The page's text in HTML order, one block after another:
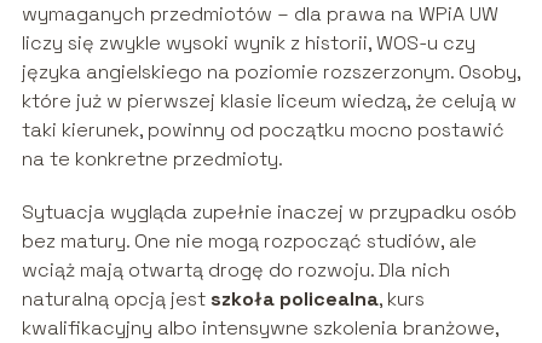
wymaganych przedmiotów – dla prawa na WPiA UW
liczy się zwykle wysoki wynik z historii, WOS-u czy
języka angielskiego na poziomie rozszerzonym. Osoby,
które już w pierwszej klasie liceum wiedzą, że celują w
taki kierunek, powinny od początku mocno postawić
na te konkretne przedmioty.
Sytuacja wygląda zupełnie inaczej w przypadku osób
bez matury. One nie mogą rozpocząć studiów, ale
wciąż mają otwartą drogę do rozwoju. Dla nich
naturalną opcją jest szkoła policealna, kurs
kwalifikacyjny albo intensywne szkolenia branżowe,